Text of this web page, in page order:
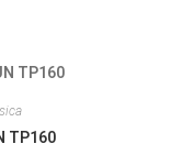
TP160